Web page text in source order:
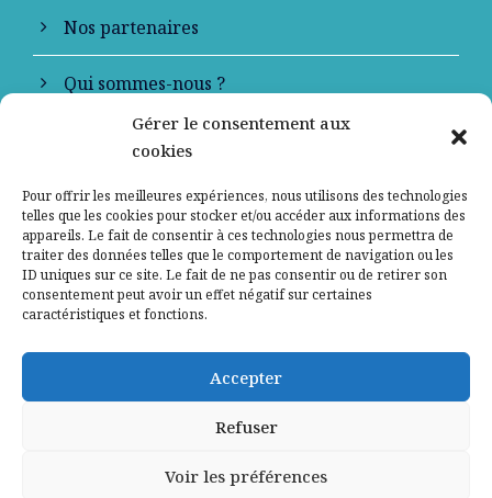
Gérer le consentement aux
cookies
Pour offrir les meilleures expériences, nous utilisons des technologies
telles que les cookies pour stocker et/ou accéder aux informations des
appareils. Le fait de consentir à ces technologies nous permettra de
traiter des données telles que le comportement de navigation ou les
ID uniques sur ce site. Le fait de ne pas consentir ou de retirer son
consentement peut avoir un effet négatif sur certaines
caractéristiques et fonctions.
Accepter
Refuser
Voir les préférences
Nos partenaires
Qui sommes-nous ?
Contactez-nous
Mentions légales
Politique de confidentialité